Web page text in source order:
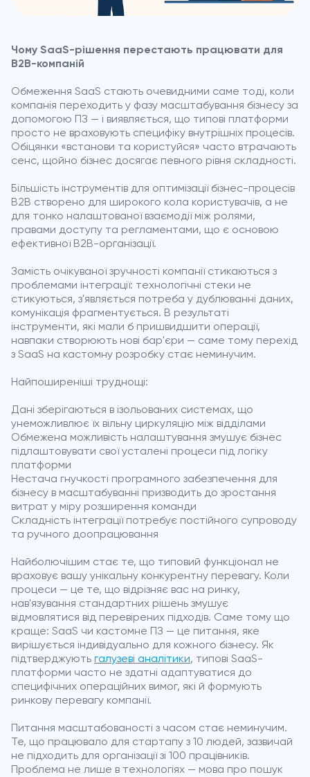
Чому SaaS-рішення перестають працювати для
B2B-компаній
Обмеження SaaS стають очевидними саме тоді, коли
компанія переходить у фазу масштабування бізнесу за
допомогою ПЗ — і виявляється, що типові платформи
просто не враховують специфіку внутрішніх процесів.
Обіцянки «встанови та користуйся» часто втрачають
сенс, щойно бізнес досягає певного рівня складності.
Більшість інструментів для оптимізації бізнес-процесів
B2B створено для широкого кола користувачів, а не
для тонко налаштованої взаємодії між ролями,
правами доступу та регламентами, що є основою
ефективної B2B-організації.
Замість очікуваної зручності компанії стикаються з
проблемами інтеграції: технологічні стеки не
стикуються, з'являється потреба у дублюванні даних,
комунікація фрагментується. В результаті
інструменти, які мали б пришвидшити операції,
навпаки створюють нові бар'єри — саме тому перехід
з SaaS на кастомну розробку стає неминучим.
Найпоширеніші труднощі:
Дані зберігаються в ізольованих системах, що
унеможливлює їх вільну циркуляцію між відділами
Обмежена можливість налаштування змушує бізнес
підлаштовувати свої усталені процеси під логіку
платформи
Нестача гнучкості програмного забезпечення для
бізнесу в масштабуванні призводить до зростання
витрат у міру розширення команди
Складність інтеграції потребує постійного супроводу
та ручного доопрацювання
Найболючішим стає те, що типовий функціонал не
враховує вашу унікальну конкурентну перевагу. Коли
процеси — це те, що відрізняє вас на ринку,
нав'язування стандартних рішень змушує
відмовлятися від перевірених підходів. Саме тому що
краще: SaaS чи кастомне ПЗ — це питання, яке
вирішується індивідуально для кожного бізнесу. Як
підтверджують галузеві аналітики, типові SaaS-
платформи часто не здатні адаптуватися до
специфічних операційних вимог, які й формують
ринкову перевагу компанії.
Питання масштабованості з часом стає неминучим.
Те, що працювало для стартапу з 10 людей, зазвичай
не підходить для організації зі 100 працівників.
Проблема не лише в технологіях — мова про пошук